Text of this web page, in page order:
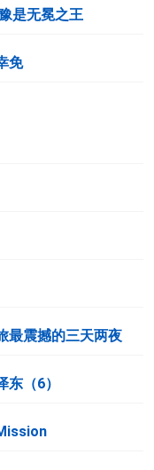
是无冕之王
免
最震撼的三天两夜
（6）